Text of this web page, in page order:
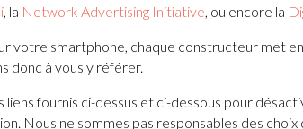
, la Network Advertising Initiative, ou encore la
votre smartphone, chaque constructeur met
donc à vous y référer.
liens fournis ci-dessus et ci-dessous pour
Nous ne sommes pas responsables des